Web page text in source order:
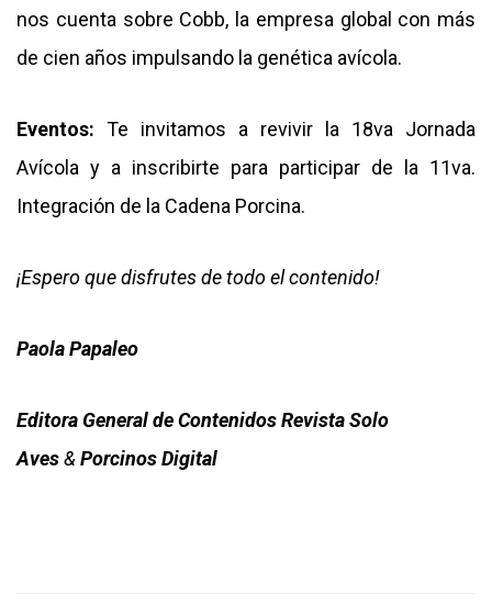
nos cuenta sobre Cobb, la empresa global con más
de cien años impulsando la genética avícola.
Eventos: Te invitamos a revivir la 18va Jornada
Avícola y a inscribirte para participar de la 11va.
Integración de la Cadena Porcina.
¡Espero que disfrutes de todo el contenido!
Paola Papaleo
Editora General de Contenidos Revista Solo
Aves& Porcinos Digital